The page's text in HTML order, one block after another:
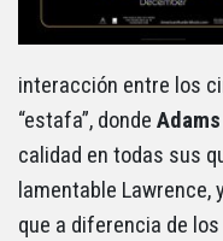
interacción entre los
“estafa”, donde Adams
calidad en todas sus
lamentable Lawrence,
que a diferencia de